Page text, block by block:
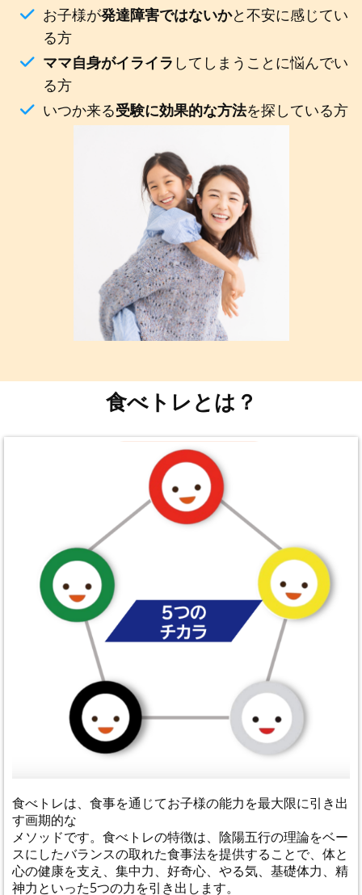
お子様が発達障害ではないかと不安に感じてい
る方
ママ自身がイライラ してしまうことに悩んでい
る方
いつか来る受験に効果的な方法を探している方
食べトレとは？
食べトレは、食事を通じてお子様の能力を最大限に引き出
す画期的な
メソッドです。食べトレの特徴は、陰陽五行の理論をベー
スにしたバランスの取れた食事法を提供することで、体と
心の健康を支え、集中力、好奇心、やる気、基礎体力、精
神力といった5つの力を引き出します。